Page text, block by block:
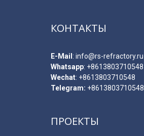
КОНТАКТЫ
E-Мail : info@rs-refractory.ru
Whatsapp: +8613803710548
Wechat: +8613803710548
Telegram: +8613803710548
ПРОЕКТЫ